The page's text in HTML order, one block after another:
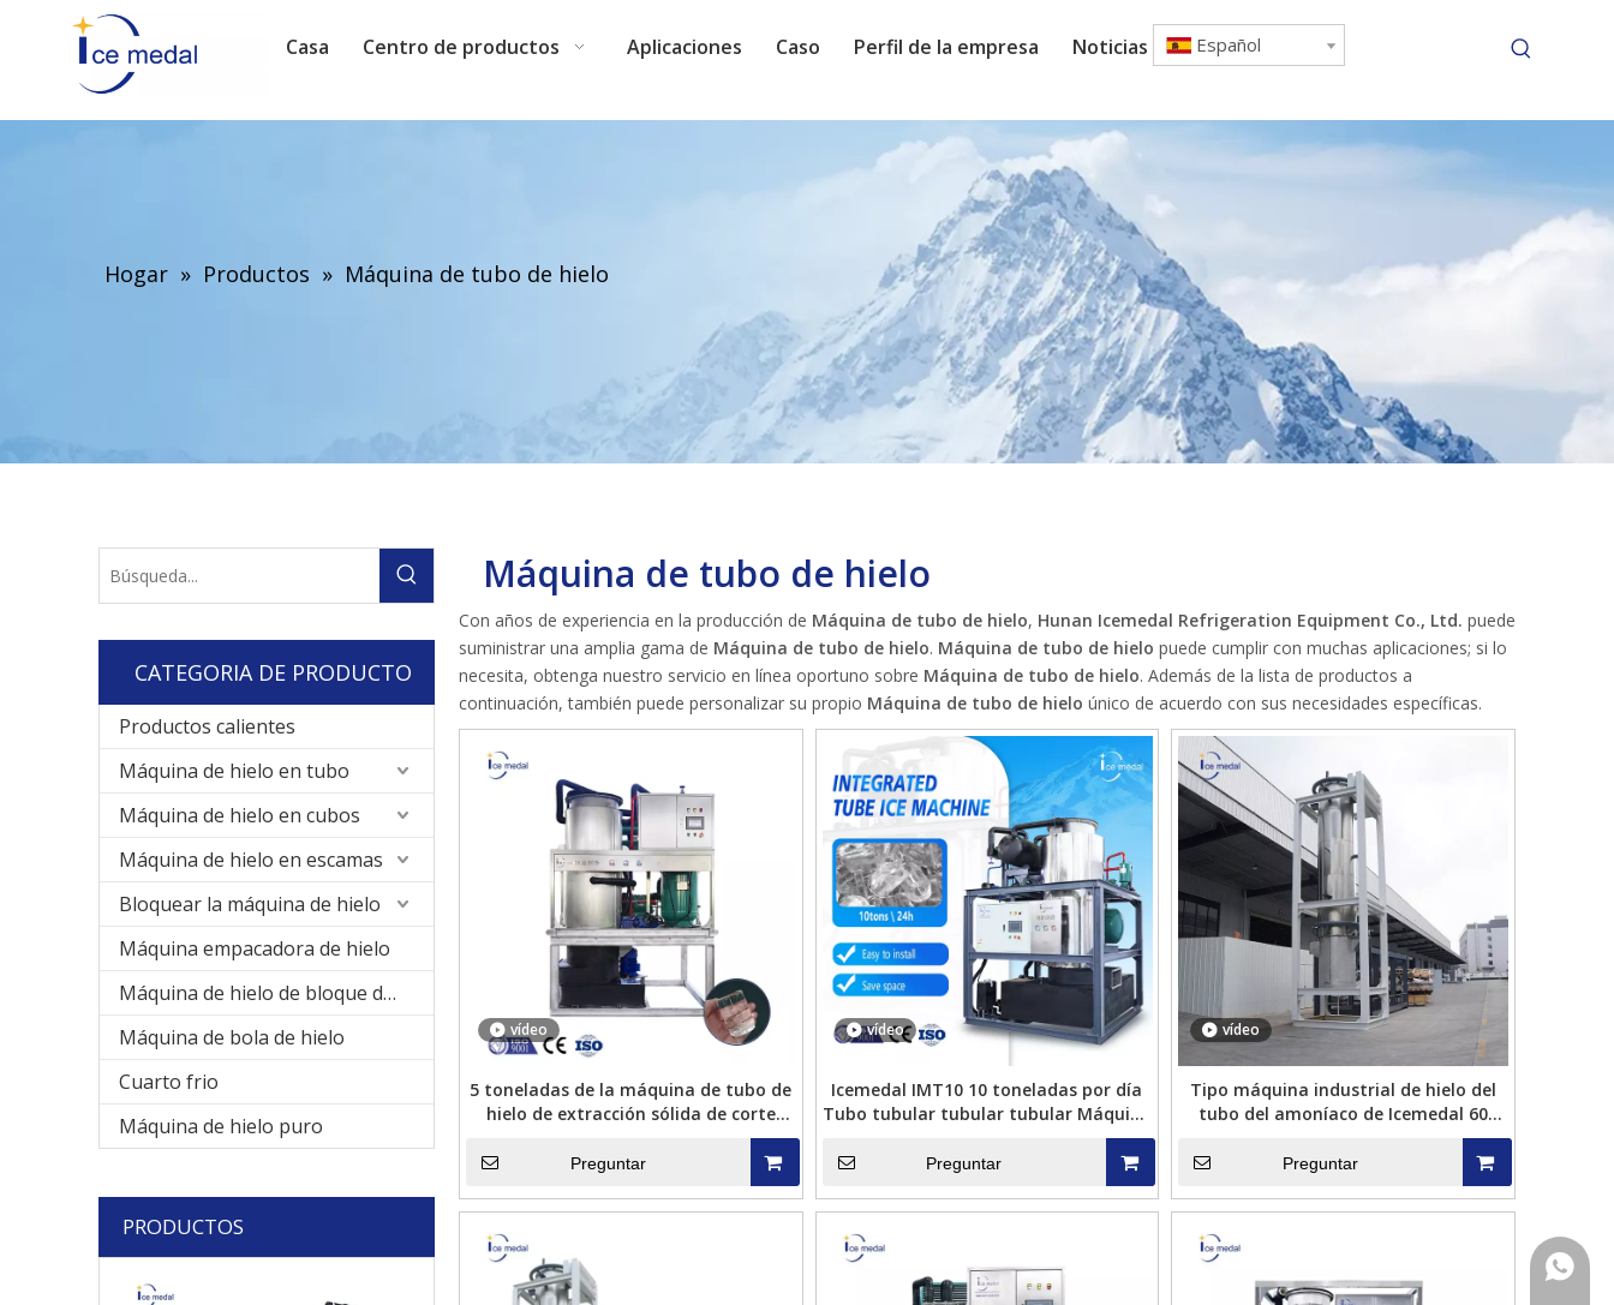
Casa Centro de productos Aplicaciones Caso Perfil de la empresa Noticias Contáctenos
Español
Hogar » Productos » Máquina de tubo de hielo
CATEGORIA DE PRODUCTO
Productos calientes
Máquina de hielo en tubo
Máquina de hielo en cubos
Máquina de hielo en escamas
Bloquear la máquina de hielo
Máquina empacadora de hielo
Máquina de hielo de bloque de enfriamiento directo
Máquina de bola de hielo
Cuarto frio
Máquina de hielo puro
PRODUCTOS
Máquina para fabricar cubitos de hielo
Icemedal FMI10 10 toneladas por día
Icemedal IMZL 20 toneladas de
Icemedal Walk in Freezer
Máquina de tubo de hielo
Con años de experiencia en la producción de Máquina de tubo de hielo, Hunan Icemedal Refrigeration Equipment Co., Ltd. puede
suministrar una amplia gama de Máquina de tubo de hielo. Máquina de tubo de hielo puede cumplir con muchas aplicaciones; si lo
necesita, obtenga nuestro servicio en línea oportuno sobre Máquina de tubo de hielo. Además de la lista de productos a
continuación, también puede personalizar su propio Máquina de tubo de hielo único de acuerdo con sus necesidades específicas.
vídeo
5 toneladas de la máquina de tubo de
hielo de extracción sólida de corte
industrial para bebidas frías
Preguntar
vídeo
Icemedal IMT10 10 toneladas por día
Tubo tubular tubular tubular Máquina
Preguntar
vídeo
Tipo máquina industrial de hielo del
tubo del amoníaco de Icemedal 60
Preguntar
+86